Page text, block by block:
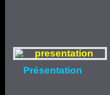
Présentation